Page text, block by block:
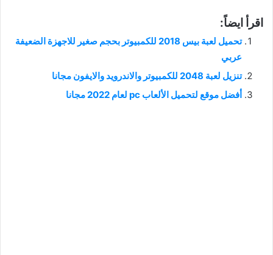
اقرأ ايضاً:
تحميل لعبة بيس 2018 للكمبيوتر بحجم صغير للاجهزة الضعيفة
عربي
تنزيل لعبة 2048 للكمبيوتر والاندرويد والايفون مجانا
أفضل موقع لتحميل الألعاب pc لعام 2022 مجانا